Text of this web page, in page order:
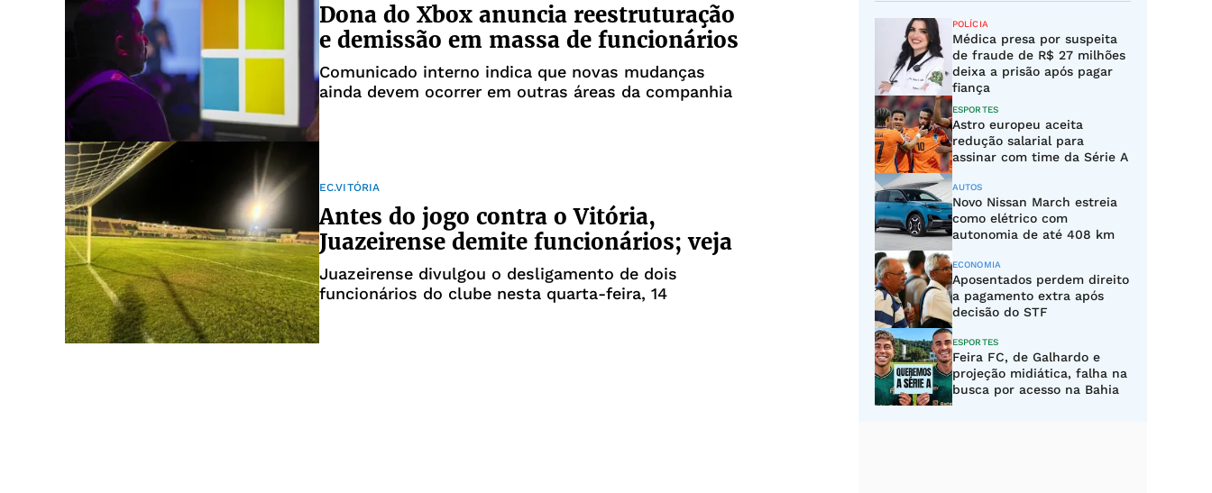
Dona do Xbox anuncia reestruturação
e demissão em massa de funcionários
Comunicado interno indica que novas mudanças
ainda devem ocorrer em outras áreas da companhia
EC.VITÓRIA
Antes do jogo contra o Vitória,
Juazeirense demite funcionários; veja
Juazeirense divulgou o desligamento de dois
funcionários do clube nesta quarta-feira, 14
POLÍCIA
Médica presa por suspeita
de fraude de R$ 27 milhões
deixa a prisão após pagar
fiança
ESPORTES
Astro europeu aceita
redução salarial para
assinar com time da Série A
AUTOS
Novo Nissan March estreia
como elétrico com
autonomia de até 408 km
ECONOMIA
Aposentados perdem direito
a pagamento extra após
decisão do STF
ESPORTES
Feira FC, de Galhardo e
projeção midiática, falha na
busca por acesso na Bahia